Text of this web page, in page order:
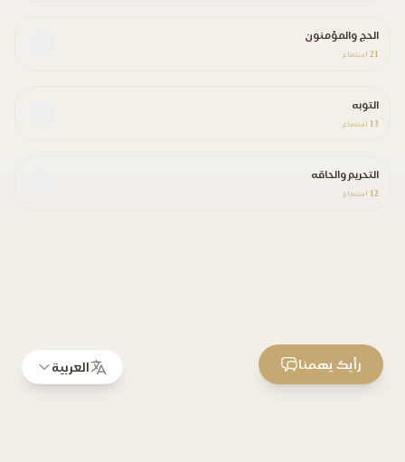
الحج والمؤمنون
21 استماع
التوبه
13 استماع
التحريم والحاقه
12 استماع
العربية رأيك يهمنا